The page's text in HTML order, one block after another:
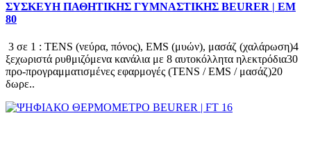
ΣΥΣΚΕΥΗ ΠΑΘΗΤΙΚΗΣ ΓΥΜΝΑΣΤΙΚΗΣ BEURER | EM
80
3 σε 1 : TENS (νεύρα, πόνος), EMS (μυών), μασάζ (χαλάρωση)4
ξεχωριστά ρυθμιζόμενα κανάλια με 8 αυτοκόλλητα ηλεκτρόδια30
προ-προγραμματισμένες εφαρμογές (TENS / EMS / μασάζ)20
δωρε..